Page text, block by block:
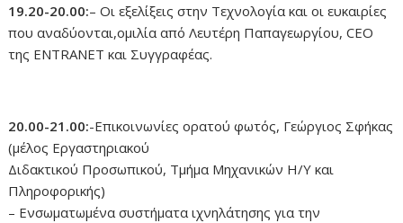
19.20-20.00:– Οι εξελίξεις στην Τεχνολογία και οι ευκαιρίες
που αναδύονται,ομιλία από Λευτέρη Παπαγεωργίου, CEO
της ENTRANET και Συγγραφέας.
20.00-21.00:-Επικοινωνίες ορατού φωτός, Γεώργιος Σφήκας
(μέλος Εργαστηριακού
Διδακτικού Προσωπικού, Τμήμα Μηχανικών Η/Υ και
Πληροφορικής)
– Ενσωματωμένα συστήματα ιχνηλάτησης για την